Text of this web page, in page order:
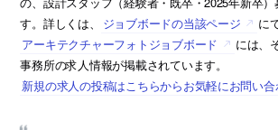
す。詳しくは、
ジョブボードの当該ページ
に
アーキテクチャーフォトジョブボード
には、
事務所の求人情報が掲載されています。
新規の求人の投稿はこちらからお気軽にお問い